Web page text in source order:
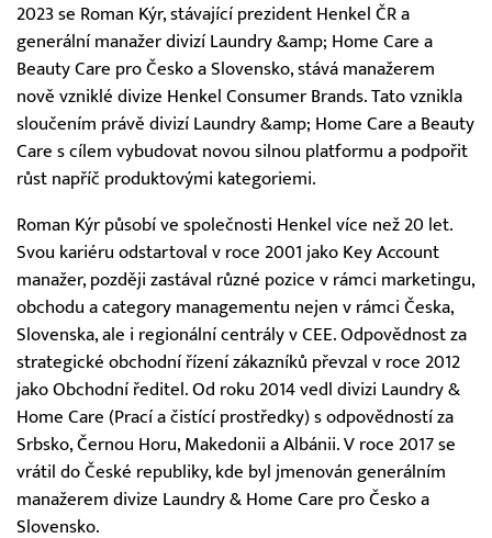
2023 se Roman Kýr, stávající prezident Henkel ČR a
generální manažer divizí Laundry &amp; Home Care a
Beauty Care pro Česko a Slovensko, stává manažerem
nově vzniklé divize Henkel Consumer Brands. Tato vznikla
sloučením právě divizí Laundry &amp; Home Care a Beauty
Care s cílem vybudovat novou silnou platformu a podpořit
růst napříč produktovými kategoriemi.
Roman Kýr působí ve společnosti Henkel více než 20 let.
Svou kariéru odstartoval v roce 2001 jako Key Account
manažer, později zastával různé pozice v rámci marketingu,
obchodu a category managementu nejen v rámci Česka,
Slovenska, ale i regionální centrály v CEE. Odpovědnost za
strategické obchodní řízení zákazníků převzal v roce 2012
jako Obchodní ředitel. Od roku 2014 vedl divizi Laundry &
Home Care (Prací a čistící prostředky) s odpovědností za
Srbsko, Černou Horu, Makedonii a Albánii. V roce 2017 se
vrátil do České republiky, kde byl jmenován generálním
manažerem divize Laundry & Home Care pro Česko a
Slovensko.